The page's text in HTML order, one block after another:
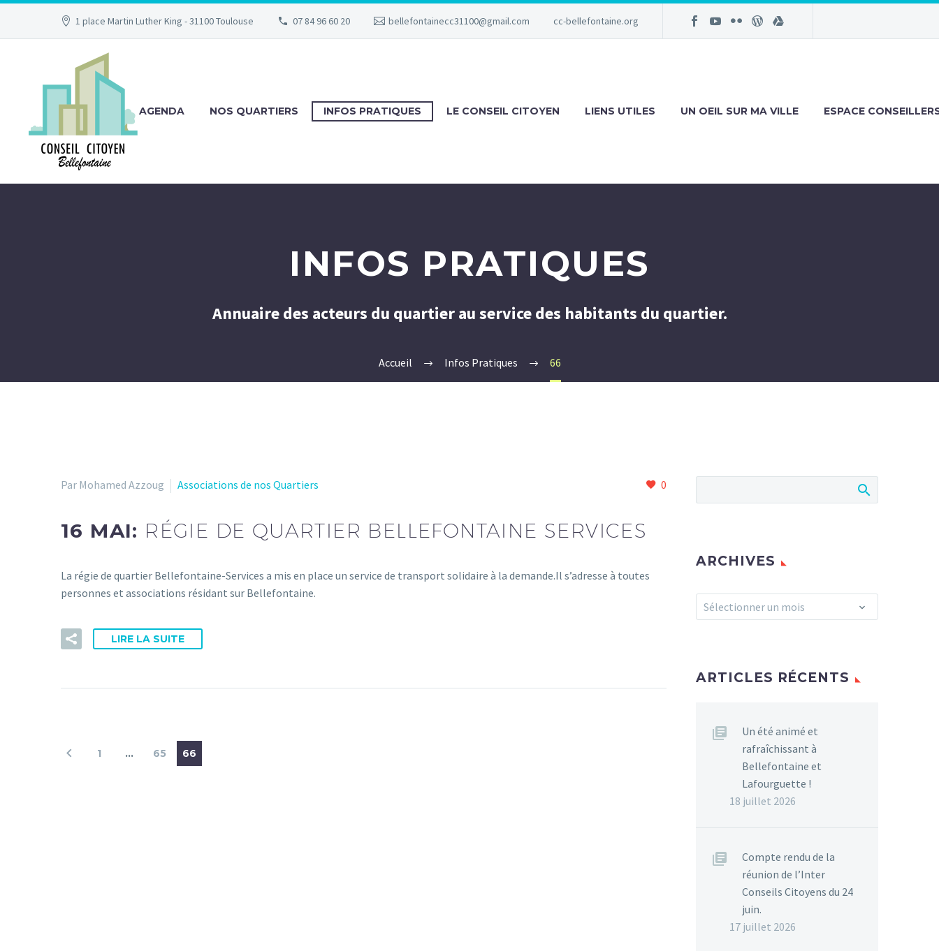
1 place Martin Luther King - 31100 Toulouse 07 84 96 60 20 bellefontainecc31100@gmail.com cc-bellefontaine.org
AGENDA NOS QUARTIERS INFOS PRATIQUES LE CONSEIL CITOYEN LIENS UTILES UN OEIL SUR MA VILLE ESPACE
INFOS PRATIQUES
Annuaire des acteurs du quartier au service des habitants du quartier.
Accueil Infos Pratiques 66
0
Par Mohamed Azzoug Associations de nos Quartiers
16 MAI: RÉGIE DE QUARTIER BELLEFONTAINE SERVICES
La régie de quartier Bellefontaine-Services a mis en place un service de transport solidaire à la demande.Il s’adresse à toutes
personnes et associations résidant sur Bellefontaine.
LIRE LA SUITE
1 … 65 66
ARCHIVES
Archives
Sélectionner un mois
ARTICLES RÉCENTS
Un été animé et
rafraîchissant à
Bellefontaine et
Lafourguette !
18 juillet 2026
Compte rendu de la
réunion de l’Inter
Conseils Citoyens du 24
juin.
17 juillet 2026